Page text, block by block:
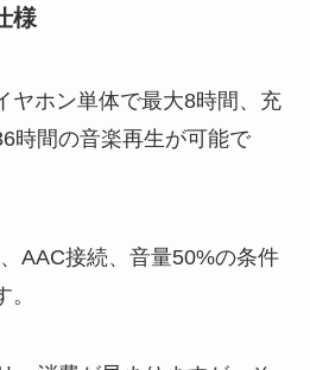
様
ヤホン単体で最大8時間、充
時間の音楽再生が可能で
AAC接続、音量50%の条件